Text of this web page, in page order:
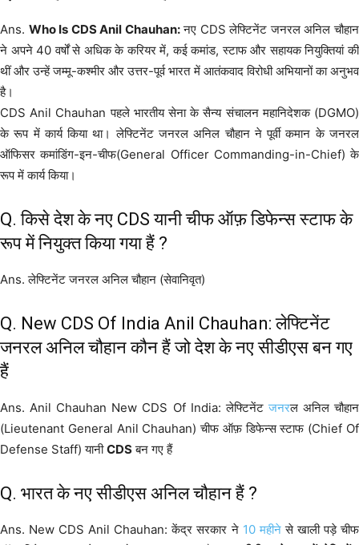
Ans. Who Is CDS Anil Chauhan:नए CDS लेफ्टिनेंट जनरल अनिल चौहान
ने अपने 40 वर्षों से अधिक के करियर में, कई कमांड, स्टाफ और सहायक नियुक्तियां की
थीं और उन्हें जम्मू-कश्मीर और उत्तर-पूर्व भारत में आतंकवाद विरोधी अभियानों का अनुभव
है।
CDS Anil Chauhan पहले भारतीय सेना के सैन्य संचालन महानिदेशक (DGMO)
के रूप में कार्य किया था। लेफ्टिनेंट जनरल अनिल चौहान ने पूर्वी कमान के जनरल
ऑफिसर कमांडिंग-इन-चीफ(General Officer Commanding-in-Chief) के
रूप में कार्य किया।
Q. किसे देश के नए CDS यानी चीफ ऑफ़ डिफेन्स स्टाफ के
रूप में नियुक्त किया गया हैं ?
Ans. लेफ्टिनेंट जनरल अनिल चौहान (सेवानिवृत)
Q. New CDS Of India Anil Chauhan: लेफ्टिनेंट
जनरल अनिल चौहान कौन हैं जो देश के नए सीडीएस बन गए
हैं
Ans. Anil Chauhan New CDS Of India: लेफ्टिनेंटजनरल अनिल चौहान
(Lieutenant General Anil Chauhan) चीफ ऑफ़ डिफेन्स स्टाफ (Chief Of
Defense Staff) यानीCDSबन गए हैं
Q. भारत के नए सीडीएस अनिल चौहान हैं ?
Ans. New CDS Anil Chauhan: केंद्र सरकार ने 10 महीनेसे खाली पड़े चीफ